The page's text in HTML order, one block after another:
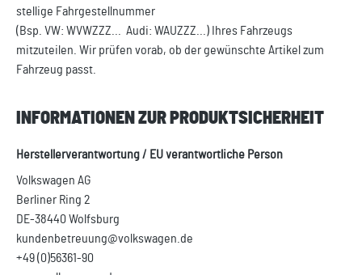
stellige Fahrgestellnummer
(Bsp. VW: WVWZZZ... Audi: WAUZZZ...) Ihres Fahrzeugs
mitzuteilen. Wir prüfen vorab, ob der gewünschte Artikel zum
Fahrzeug passt.
INFORMATIONEN ZUR PRODUKTSICHERHEIT
Herstellerverantwortung / EU verantwortliche Person
Volkswagen AG
Berliner Ring 2
DE-38440 Wolfsburg
kundenbetreuung@volkswagen.de
+49 (0)56361-90